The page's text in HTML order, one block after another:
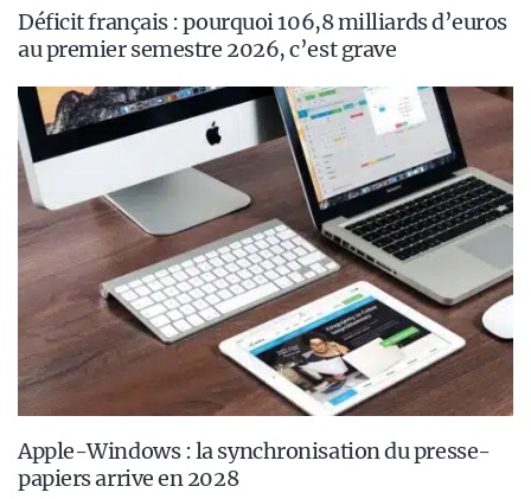
Déficit français : pourquoi 106,8 milliards d’euros
au premier semestre 2026, c’est grave
Apple-Windows : la synchronisation du presse-
papiers arrive en 2028